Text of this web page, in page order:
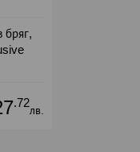
бряг,
.72
лв.